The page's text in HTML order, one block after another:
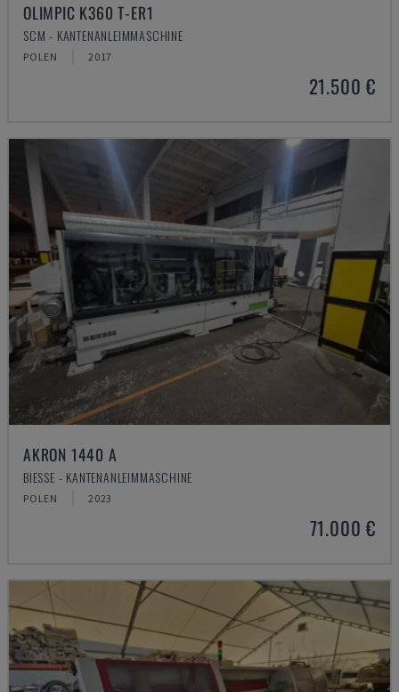
OLIMPIC K360 T-ER1
SCM - KANTENANLEIMMASCHINE
POLEN 2017
21.500 €
AKRON 1440 A
BIESSE - KANTENANLEIMMASCHINE
POLEN 2023
71.000 €